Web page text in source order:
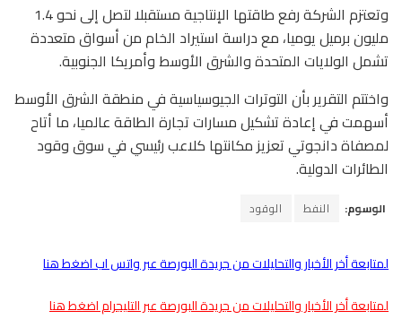
وتعتزم الشركة رفع طاقتها الإنتاجية مستقبلا لتصل إلى نحو 1.4
مليون برميل يوميا، مع دراسة استيراد الخام من أسواق متعددة
تشمل الولايات المتحدة والشرق الأوسط وأمريكا الجنوبية.
واختتم التقرير بأن التوترات الجيوسياسية في منطقة الشرق الأوسط
أسهمت في إعادة تشكيل مسارات تجارة الطاقة عالميا، ما أتاح
لمصفاة دانجوتي تعزيز مكانتها كلاعب رئيسي في سوق وقود
الطائرات الدولية.
الوسوم: النفط الوقود
لمتابعة أخر الأخبار والتحليلات من جريدة البورصة عبر واتس اب اضغط هنا
لمتابعة أخر الأخبار والتحليلات من جريدة البورصة عبر التليجرام اضغط هنا